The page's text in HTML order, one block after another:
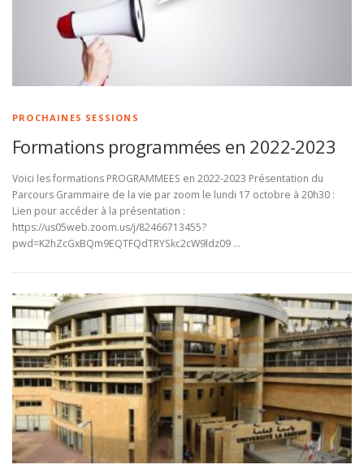
PROCHAINES SESSIONS
Formations programmées en 2022-2023
Voici les formations PROGRAMMEES en 2022-2023 Présentation du
Parcours Grammaire de la vie par zoom le lundi 17 octobre à 20h30 :
Lien pour accéder à la présentation :
https://us05web.zoom.us/j/82466713455?
pwd=K2hZcGxBQm9EQTFQdTRYSkc2cW9ldz09 …